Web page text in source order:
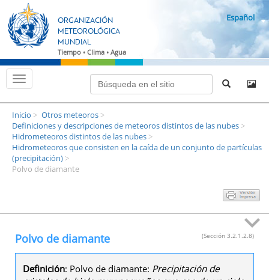
a
g
i
ORGANIZACIÓN
METEOROLÓGICA
MUNDIAL
Tiempo • Clima • Agua
Español
C
a
b
i
a
r
m
o
d
o
v
a
Inicio > Otros meteoros >
Definiciones y descripciones de meteoros distintos de las nubes >
Hidrometeoros distintos de las nubes >
Hidrometeoros que consisten en la caída de un conjunto de partículas
(precipitación) >
Polvo de diamante
Polvo de diamante (Sección 3.2.1.2.8)
Definición: Polvo de diamante: Precipitación de